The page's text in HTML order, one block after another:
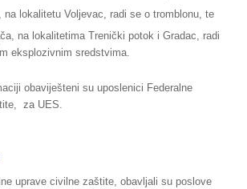
na lokalitetu Voljevac, radi se o tromblonu, te
na lokalitetima Trenički potok i Gradac, radi
eksplozivnim sredstvima.
obaviješteni su uposlenici Federalne
za UES.
uprave civilne zaštite, obavljali su poslove